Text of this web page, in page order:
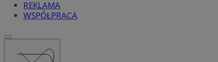
REKLAMA
WSPÓŁPRACA